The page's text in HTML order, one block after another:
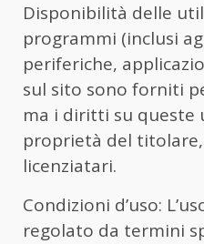
Disponibilità delle
programmi (inclusi
periferiche,
sul sito sono forniti
ma i diritti su
proprietà del
licenziatari.
Condizioni d’uso:
regolato da termini